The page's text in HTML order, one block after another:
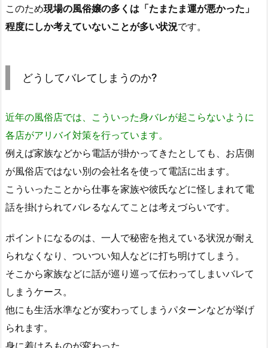
このため現場の風俗嬢の多くは「たまたま運が悪かった」
程度にしか考えていないことが多い状況です。
どうしてバレてしまうのか?
近年の風俗店では、こういった身バレが起こらないように
各店がアリバイ対策を行っています。
例えば家族などから電話が掛かってきたとしても、お店側
が風俗店ではない別の会社名を使って電話に出ます。
こういったことから仕事を家族や彼氏などに怪しまれて電
話を掛けられてバレるなんてことは考えづらいです。
ポイントになるのは、一人で秘密を抱えている状況が耐え
られなくなり、ついつい知人などに打ち明けてしまう。
そこから家族などに話が巡り巡って伝わってしまいバレて
しまうケース。
他にも生活水準などが変わってしまうパターンなどが挙げ
られます。